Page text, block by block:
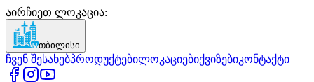
აირჩიეთ ლოკაცია:
თბილისი
ჩვენ შესახებპროდუქტებილოკაციებიქვიზებიკონტაქტი